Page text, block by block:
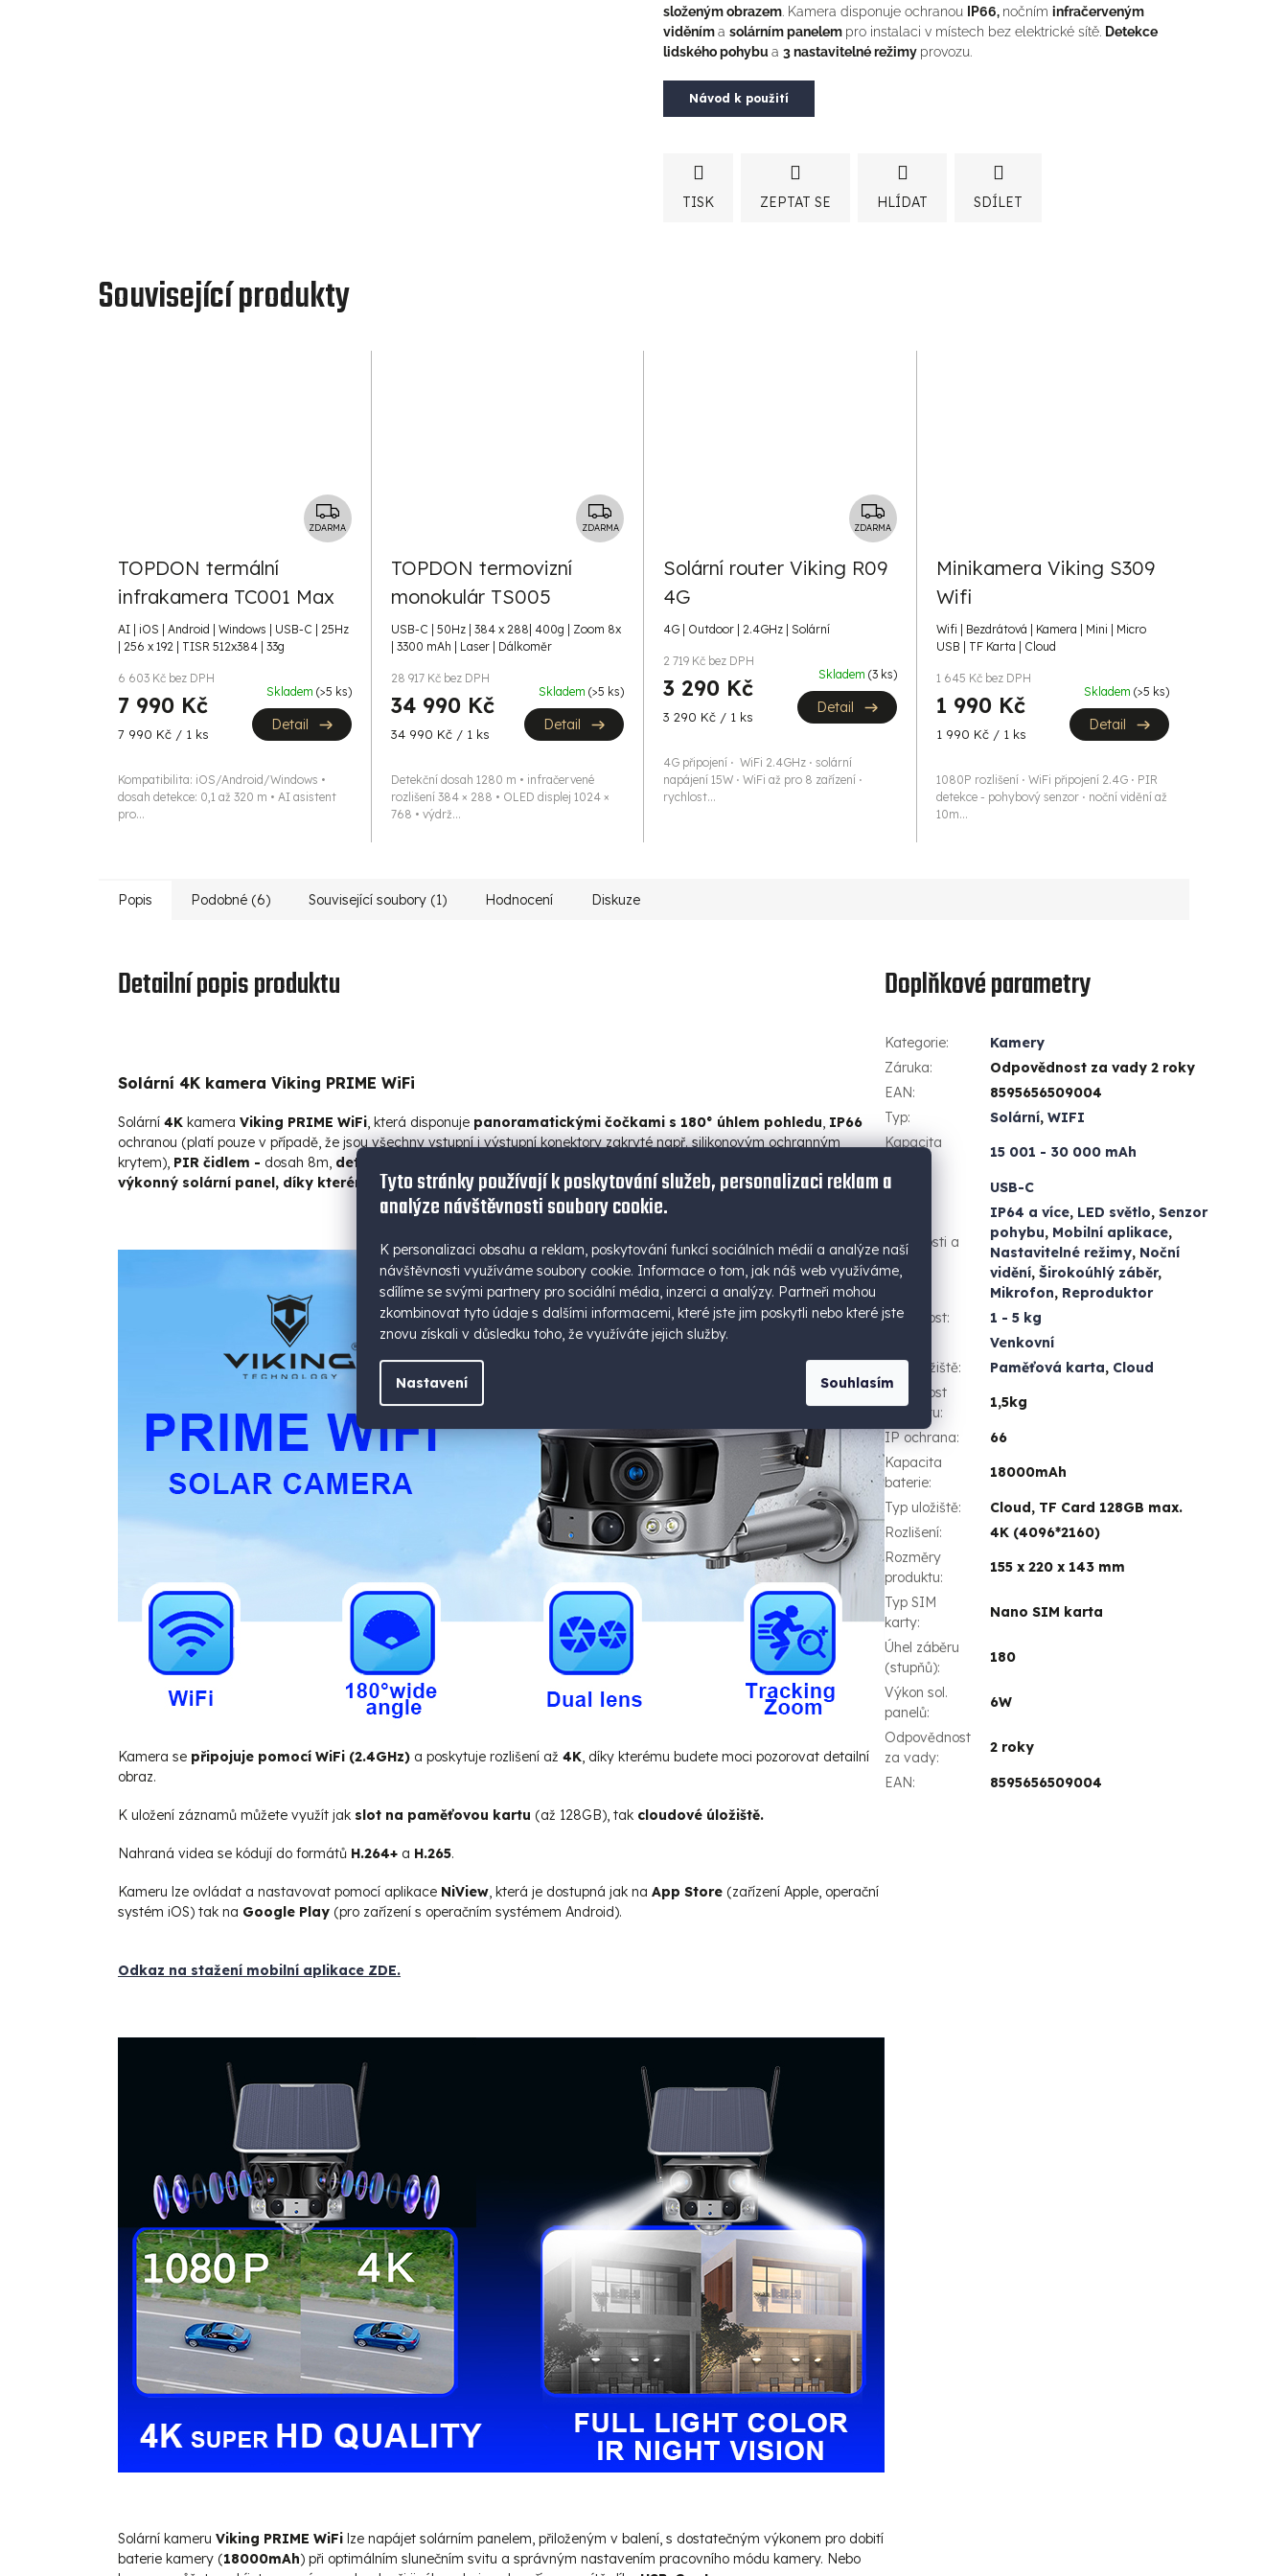
Tyto stránky používají k poskytování služeb, personalizaci reklam a
analýze návštěvnosti soubory cookie.
K personalizaci obsahu a reklam, poskytování funkcí sociálních médií a analýze naší
návštěvnosti využíváme soubory cookie. Informace o tom, jak náš web využíváme,
sdílíme se svými partnery pro sociální média, inzerci a analýzy. Partneři mohou
zkombinovat tyto údaje s dalšími informacemi, které jste jim poskytli nebo které jste
znovu získali v důsledku toho, že využíváte jejich služby.
Nastavení Souhlasím
složeným obrazem. Kamera disponuje ochranou IP66, nočním infračerveným
viděníma solárním panelem pro instalaci v místech bez elektrické sítě. Detekce
lidského pohybu a 3 nastavitelné režimy provozu.
Návod k použití
TISK ZEPTAT SE HLÍDAT SDÍLET
Související produkty
Z
D
A
ZDARMA
TOPDON termální
infrakamera TC001 Max
AI | iOS | Android | Windows | USB-C | 25Hz
| 256 x 192 | TISR 512x384 | 33g
6 603 Kč bez DPH
7 990 Kč
Měrná
7 990 Kč / 1 ks
Skladem (>5 ks)
Detail
Kompatibilita: iOS/Android/Windows •
dosah detekce: 0,1 až 320 m • AI asistent
pro...
Z
D
A
ZDARMA
TOPDON termovizní
monokulár TS005
USB-C | 50Hz | 384 x 288| 400g | Zoom 8x
| 3300 mAh | Laser | Dálkoměr
28 917 Kč bez DPH
34 990 Kč
Měrná
34 990 Kč / 1 ks
Skladem (>5 ks)
Detail
Detekční dosah 1280 m • infračervené
rozlišení 384 × 288 • OLED displej 1024 ×
768 • výdrž...
Z
D
A
R
ZDARMA
Solární router Viking R09
4G
4G | Outdoor | 2.4GHz | Solární
2 719 Kč bez DPH
3 290 Kč
Měrná
3 290 Kč / 1 ks
Skladem (3 ks)
Detail
4G připojení ⋅ WiFi 2.4GHz ⋅ solární
napájení 15W ⋅ WiFi až pro 8 zařízení ⋅
rychlost...
Minikamera Viking S309
Wifi
Wifi | Bezdrátová | Kamera | Mini | Micro
USB | TF Karta | Cloud
1 645 Kč bez DPH
1 990 Kč
Měrná
1 990 Kč / 1 ks
Skladem (>5 ks)
Detail
1080P rozlišení ⋅ WiFi připojení 2.4G ⋅ PIR
detekce - pohybový senzor ⋅ noční vidění až
10m...
Popis Podobné (6) Související soubory (1) Hodnocení Diskuze
Detailní popis produktu
Solární 4K kamera Viking PRIME WiFi
Solární 4K kamera Viking PRIME WiFi, která disponuje panoramatickými čočkami s 180° úhlem pohledu, IP66
ochranou (platí pouze v případě, že jsou všechny vstupní i výstupní konektory zakryté např. silikonovým ochranným
krytem), PIR čidlem - dosah 8m, detekcí lidského pohybu
výkonný solární panel, díky kterému je kamera nezávislá na elektrické síti.
Kamera se připojuje pomocí WiFi (2.4GHz) a poskytuje rozlišení až 4K, díky kterému budete moci pozorovat detailní
obraz.
K uložení záznamů můžete využít jak slot na paměťovou kartu (až 128GB), tak cloudové úložiště.
Nahraná videa se kódují do formátů H.264+ a H.265.
Kameru lze ovládat a nastavovat pomocí aplikace NiView, která je dostupná jak na App Store (zařízení Apple, operační
systém iOS) tak na Google Play (pro zařízení s operačním systémem Android).
Odkaz na stažení mobilní aplikace ZDE.
Solární kameru Viking PRIME WiFi lze napájet solárním panelem, přiloženým v balení, s dostatečným výkonem pro dobití
baterie kamery (18000mAh) při optimálním slunečním svitu a správným nastavením pracovního módu kamery. Nebo
Doplňkové parametry
Kategorie:
Kamery
Záruka:
Odpovědnost za vady 2 roky
EAN:
8595656509004
Typ: Solární, WIFI
Kapacita
15 001 - 30 000 mAh
Vstupy USB-C
Vlastnosti a
IP64 a více, LED světlo, Senzor
pohybu, Mobilní aplikace,
Nastavitelné režimy, Noční
vidění, Širokoúhlý záběr,
Mikrofon, Reproduktor
Hmotnost:
1 - 5 kg
Venkovní
Typ uložiště: Paměťová karta, Cloud
Hmotnost
produktu:
1,5kg
IP ochrana:
66
Kapacita
baterie:
18000mAh
Typ uložiště:
Cloud, TF Card 128GB max.
Rozlišení:
4K (4096*2160)
Rozměry
produktu:
155 x 220 x 143 mm
Typ SIM
karty:
Nano SIM karta
Úhel záběru
(stupňů):
180
Výkon sol.
panelů:
6W
Odpovědnost
za vady:
2 roky
EAN: 8595656509004